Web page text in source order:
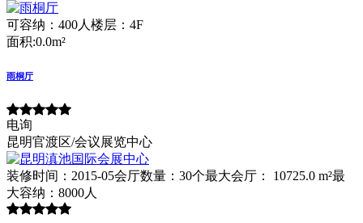
可容纳：400人 楼层：4F
面积:0.0m²
雨桐厅
电询
昆明官渡区/会议展览中心
装修时间：2015-05会厅数量：30个最大会厅： 10725.0 m²最
大容纳：8000人